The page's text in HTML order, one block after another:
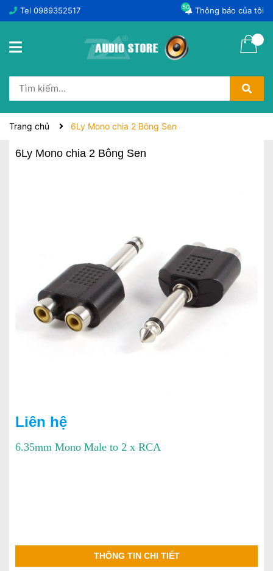
Tel 0989352517 Thông báo của tôi
50
Trang chủ 6Ly Mono chia 2 Bông Sen
6Ly Mono chia 2 Bông Sen
Liên hệ
6.35mm Mono Male to 2 x RCA
THÔNG TIN CHI TIẾT